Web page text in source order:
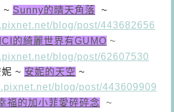
~ Sunny的晴天角落
~
blog/post/443682656
的綺麗世界有GUMO ~
blog/post/62607530
妮 ~ 安妮的天空 ~
blog/post/443609909
福的加小菲愛碎碎念
~